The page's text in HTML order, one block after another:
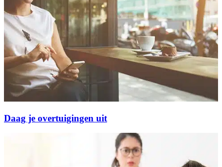
Daag je overtuigingen uit